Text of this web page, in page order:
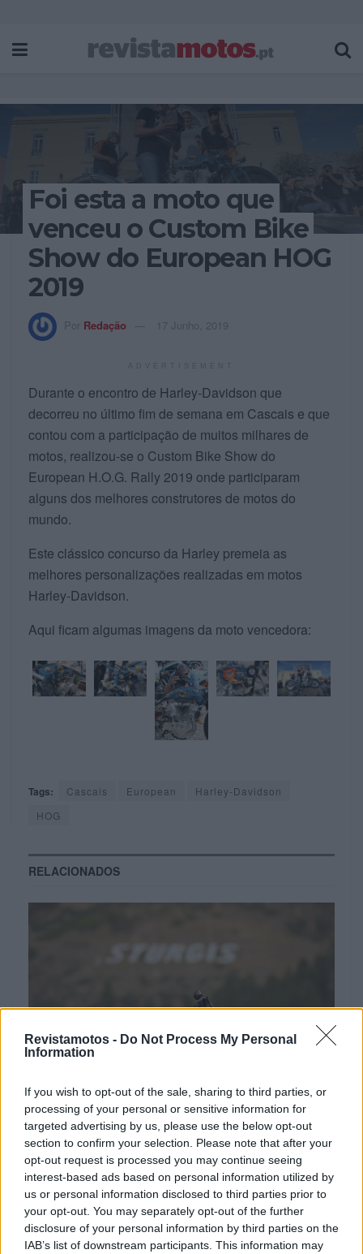
Revistamotos - Do Not Process My Personal
Information
If you wish to opt-out of the sale, sharing to third parties, or
processing of your personal or sensitive information for
targeted advertising by us, please use the below opt-out
section to confirm your selection. Please note that after your
opt-out request is processed you may continue seeing
interest-based ads based on personal information utilized by
us or personal information disclosed to third parties prior to
your opt-out. You may separately opt-out of the further
disclosure of your personal information by third parties on the
IAB’s list of downstream participants. This information may
Foi esta a moto que
venceu o Custom Bike
Show do European HOG
2019
Por Redação 17 Junho, 2019
Durante o encontro de Harley-Davidson que
decorreu no último fim de semana em Cascais e que
contou com a participação de muitos milhares de
motos, realizou-se o Custom Bike Show do
European H.O.G. Rally 2019 onde participaram
alguns dos melhores construtores de motos do
mundo.
Este clássico concurso da Harley premeia as
melhores personalizações realizadas em motos
Harley-Davidson.
Aqui ficam algumas imagens da moto vencedora:
Tags: Cascais European
Harley-Davidson
HOG
RELACIONADOS
MOTOMAIS
Indian Chief Vintage Sturgis – Nova versão
limitada
A nova Indian Chief Vintage Sturgis, SD Edition,
homenageia o papel fundamental da Indian Motorcycle nas
origens do encontro...
FERNANDO NETO